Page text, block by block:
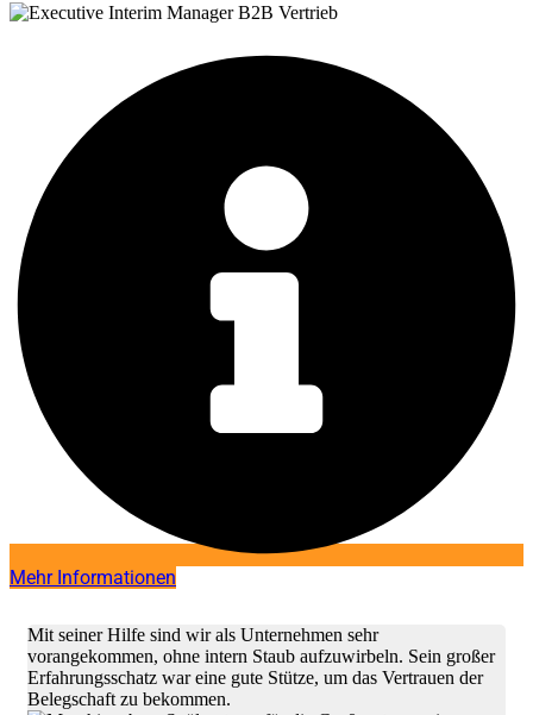
Mehr Informationen
Mit seiner Hilfe sind wir als Unternehmen sehr
vorangekommen, ohne intern Staub aufzuwirbeln. Sein großer
Erfahrungsschatz war eine gute Stütze, um das Vertrauen der
Belegschaft zu bekommen.